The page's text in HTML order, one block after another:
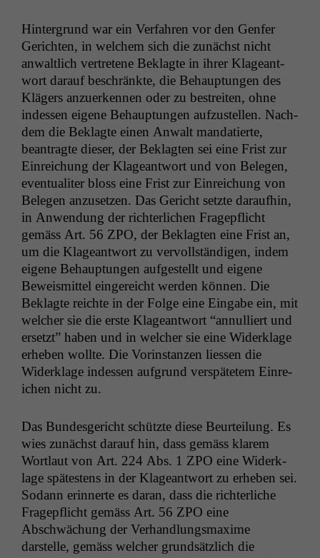
Hin­ter­grund war ein Ver­fahren vor den Gen­fer
Gericht­en, in welchem sich die zunächst nicht
anwaltlich vertretene Beklagte in ihrer Klageant­
wort darauf beschränk­te, die Behaup­tun­gen des
Klägers anzuerken­nen oder zu bestre­it­en, ohne
indessen eigene Behaup­tun­gen aufzustellen. Nach­
dem die Beklagte einen Anwalt man­datierte,
beantragte dieser, der Beklagten sei eine Frist zur
Ein­re­ichung der Klageant­wort und von Bele­gen,
even­tu­aliter bloss eine Frist zur Ein­re­ichung von
Bele­gen anzuset­zen. Das Gericht set­zte daraufhin,
in Anwen­dung der richter­lichen Fragepflicht
gemäss Art. 56 ZPO, der Beklagten eine Frist an,
um die Klageant­wort zu ver­voll­ständi­gen, indem
eigene Behaup­tun­gen aufgestellt und eigene
Beweis­mit­tel ein­gere­icht wer­den kön­nen. Die
Beklagte reichte in der Folge eine Eingabe ein, mit
welch­er sie die erste Klageant­wort “annul­liert und
erset­zt” haben und in welch­er sie eine Widerk­lage
erheben wollte. Die Vorin­stanzen liessen die
Widerk­lage indessen auf­grund ver­spätetem Ein­re­
ichen nicht zu.
Das Bun­des­gericht schützte diese Beurteilung. Es
wies zunächst darauf hin, dass gemäss klarem
Wort­laut von Art. 224 Abs. 1 ZPO eine Widerk­
lage spätestens in der Klageant­wort zu erheben sei.
Sodann erin­nerte es daran, dass die richter­liche
Fragepflicht gemäss Art. 56 ZPO eine
Abschwächung der Ver­hand­lungs­maxime
darstelle, gemäss welch­er grund­sät­zlich die